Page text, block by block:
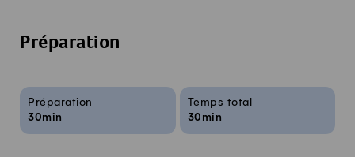
Préparation
Infos sur la recette
Préparation
30min
Temps total
30min